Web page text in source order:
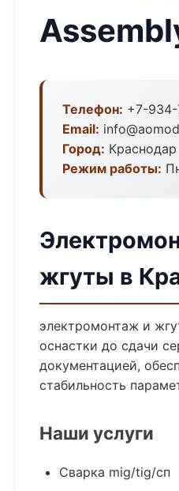
Телефон: +7-934-
Email:
Город: Краснодар
Режим работы:
жгуты в
электромонтаж и
оснастки до сдачи
документацией,
стабильность
Наши услуги
Сварка mig/tig/сп